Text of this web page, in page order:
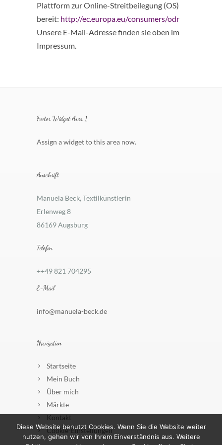
Plattform zur Online-Streitbeilegung (OS)
bereit: http://ec.europa.eu/consumers/odr
Unsere E-Mail-Adresse finden sie oben im
Impressum.
Footer Widget Area 1
Assign a widget to this area now.
Anschrift
Manuela Beck, Textilkünstlerin
Erlenweg 8
86169 Augsburg
Telefon
++49 821 704295
E-Mail
info@manuela-beck.de
Navigation
Startseite
Mein Buch
Über mich
Märkte
Kontakt
Cookie-Einstellungen
Diese Website benutzt Cookies. Wenn Sie die Website weiter
nutzen, gehen wir von Ihrem Einverständnis aus. Weitere